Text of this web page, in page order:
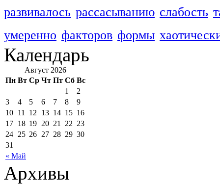
развивалось рассасыванию слабость
умеренно факторов формы
Календарь
Август 2026
Пн Вт Ср Чт Пт Сб Вс
« Май
1
2
3
4 5 6 7 8
9
10 11 12 13 14 15 16
17 18 19 20 21 22 23
24 25 26 27 28 29 30
31
Архивы